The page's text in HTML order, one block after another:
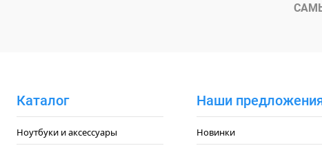
Каталог
Ноутбуки и аксессуары
Наши
Новинки